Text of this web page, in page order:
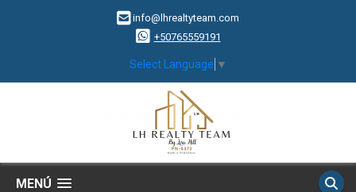
info@lhrealtyteam.com
+50765559191
Select Language ▼
MENÚ